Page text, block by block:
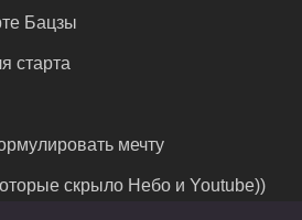
Бацзы
старта
мечту
скрыло Небо и Youtube))